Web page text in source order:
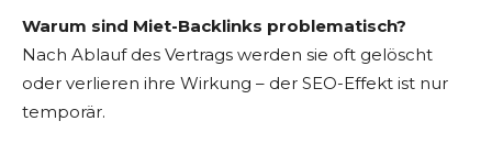
Warum sind Miet-Backlinks problematisch?
Nach Ablauf des Vertrags werden sie oft gelöscht
oder verlieren ihre Wirkung – der SEO-Effekt ist nur
temporär.